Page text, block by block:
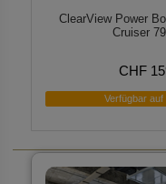
ClearView Power
Cruiser
CHF
Verfügbar auf